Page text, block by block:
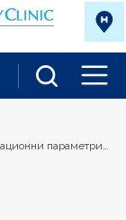
параметри